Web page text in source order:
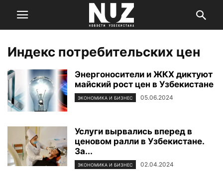
Индекс потребительских цен
Энергоносители и ЖКХ диктуют
майский рост цен в Узбекистане
ЭКОНОМИКА И БИЗНЕС 05.06.2024
Услуги вырвались вперед в
ценовом ралли в Узбекистане.
За...
ЭКОНОМИКА И БИЗНЕС 02.04.2024